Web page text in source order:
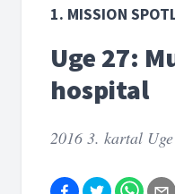
1. MISSION
Uge 27:
hospital
2016 3. kartal